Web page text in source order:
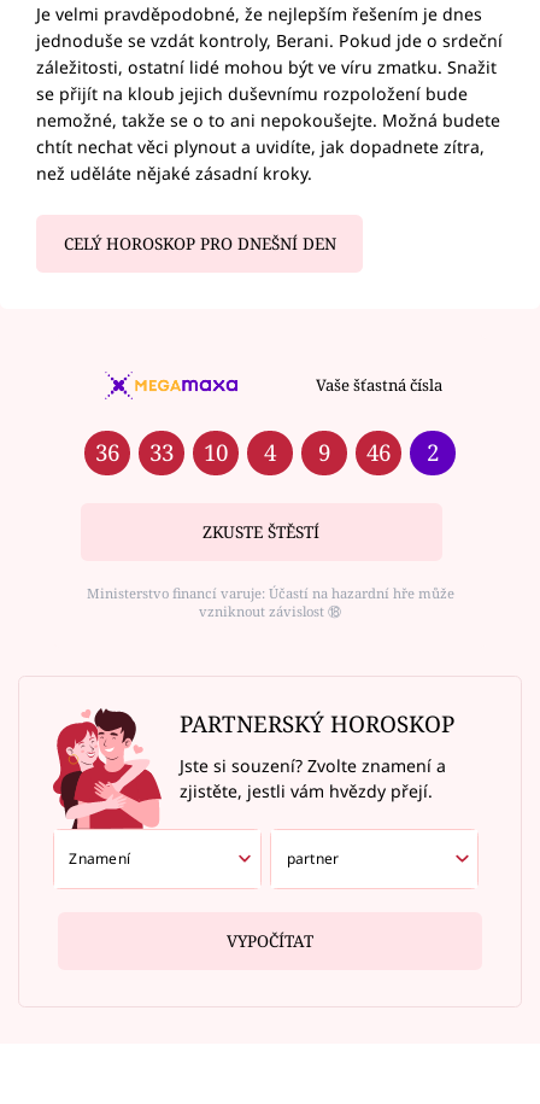
Je velmi pravděpodobné, že nejlepším řešením je dnes
jednoduše se vzdát kontroly, Berani. Pokud jde o srdeční
záležitosti, ostatní lidé mohou být ve víru zmatku. Snažit
se přijít na kloub jejich duševnímu rozpoložení bude
nemožné, takže se o to ani nepokoušejte. Možná budete
chtít nechat věci plynout a uvidíte, jak dopadnete zítra,
než uděláte nějaké zásadní kroky.
CELÝ HOROSKOP PRO DNEŠNÍ DEN
Vaše šťastná čísla
36 33 10 4 9 46 2
ZKUSTE ŠTĚSTÍ
Ministerstvo financí varuje: Účastí na hazardní hře může
vzniknout závislost ⑱
PARTNERSKÝ HOROSKOP
Jste si souzení? Zvolte znamení a
zjistěte, jestli vám hvězdy přejí.
VYPOČÍTAT